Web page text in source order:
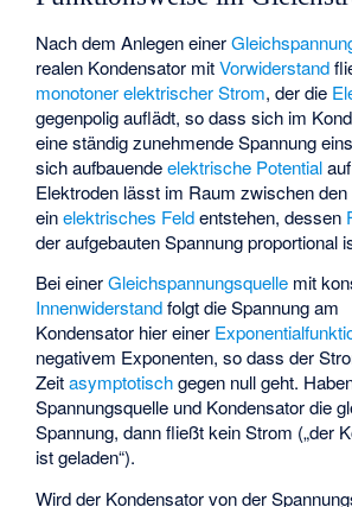
Nach dem Anlegen einer
realen Kondensator mitVorwiderstand
monotoner elektrischer Strom, der die
gegenpolig auflädt, so dass sich im
eine ständig zunehmende Spannung
sich aufbauendeelektrische Potential
Elektroden lässt im Raum zwischen
einelektrisches Feldentstehen, dessen
der aufgebauten Spannung proportional
Bei einerGleichspannungsquelle mit
Innenwiderstandfolgt die Spannung am
Kondensator hier einer
negativem Exponenten, so dass der
Zeitasymptotischgegen null geht.
Spannungsquelle und Kondensator die
Spannung, dann fließt kein Strom („der
ist geladen“).
Wird der Kondensator von der